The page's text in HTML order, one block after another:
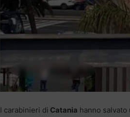
I carabinieri di Catania hanno salvato